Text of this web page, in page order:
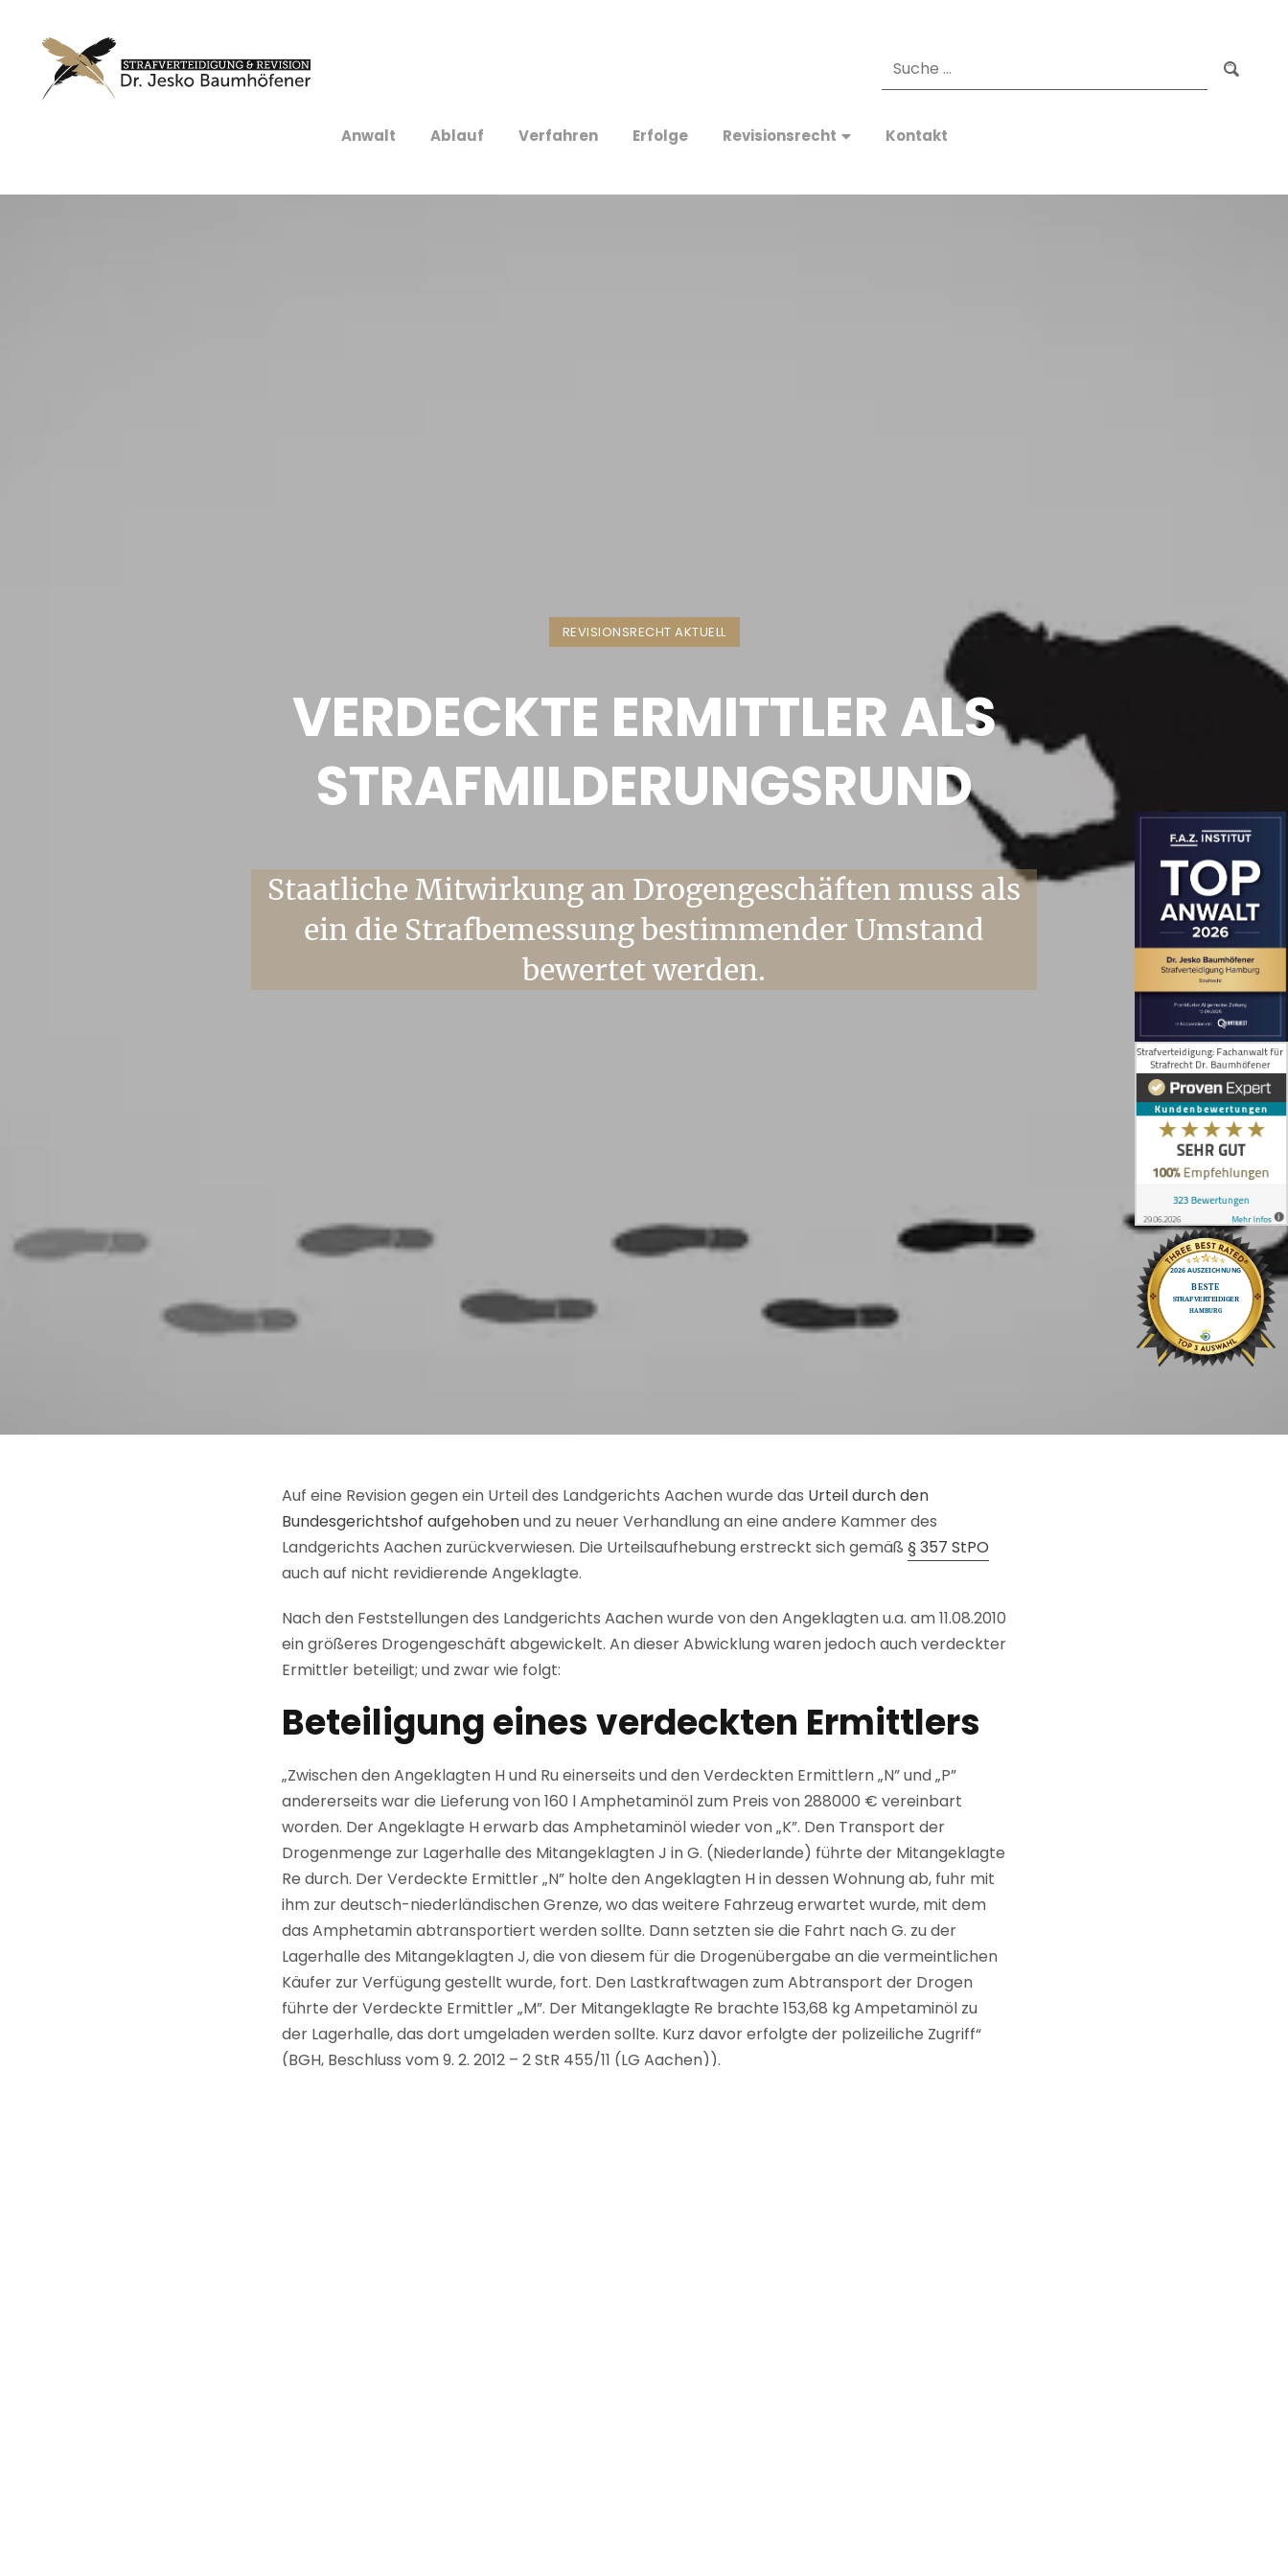
Anwalt Ablauf Verfahren Erfolge Revisionsrecht Kontakt
Suchen
VERDECKTE ERMITTLER ALS
STRAFMILDERUNGSRUND
Staatliche Mitwirkung an Drogengeschäften muss als
ein die Strafbemessung bestimmender Umstand
bewertet werden.
REVISIONSRECHT AKTUELL
Auf eine Revision gegen ein Urteil des Landgerichts Aachen wurde das Urteil durch den
Bundesgerichtshof aufgehobenund zu neuer Verhandlung an eine andere Kammer des
Landgerichts Aachen zurückverwiesen. Die Urteilsaufhebung erstreckt sich gemäß § 357 StPO
auch auf nicht revidierende Angeklagte.
Nach den Feststellungen des Landgerichts Aachen wurde von den Angeklagten u.a. am 11.08.2010
ein größeres Drogengeschäft abgewickelt. An dieser Abwicklung waren jedoch auch verdeckter
Ermittler beteiligt; und zwar wie folgt:
Beteiligung eines verdeckten Ermittlers
„Zwischen den Angeklagten H und Ru einerseits und den Verdeckten Ermittlern „N” und „P”
andererseits war die Lieferung von 160 l Amphetaminöl zum Preis von 288000 € vereinbart
worden. Der Angeklagte H erwarb das Amphetaminöl wieder von „K”. Den Transport der
Drogenmenge zur Lagerhalle des Mitangeklagten J in G. (Niederlande) führte der Mitangeklagte
Re durch. Der Verdeckte Ermittler „N” holte den Angeklagten H in dessen Wohnung ab, fuhr mit
ihm zur deutsch-niederländischen Grenze, wo das weitere Fahrzeug erwartet wurde, mit dem
das Amphetamin abtransportiert werden sollte. Dann setzten sie die Fahrt nach G. zu der
Lagerhalle des Mitangeklagten J, die von diesem für die Drogenübergabe an die vermeintlichen
Käufer zur Verfügung gestellt wurde, fort. Den Lastkraftwagen zum Abtransport der Drogen
führte der Verdeckte Ermittler „M”. Der Mitangeklagte Re brachte 153,68 kg Ampetaminöl zu
der Lagerhalle, das dort umgeladen werden sollte. Kurz davor erfolgte der polizeiliche Zugriff“
(BGH, Beschluss vom 9. 2. 2012 – 2 StR 455/11 (LG Aachen)).